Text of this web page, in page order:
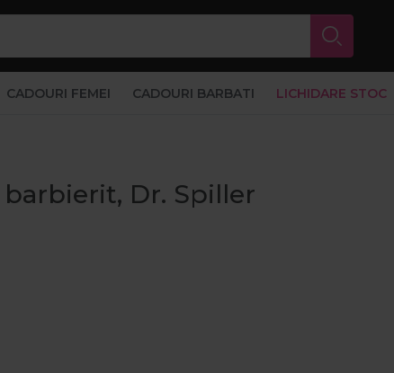
CADOURI FEMEI CADOURI BARBATI LICHIDARE STOC
Dr. Spiller